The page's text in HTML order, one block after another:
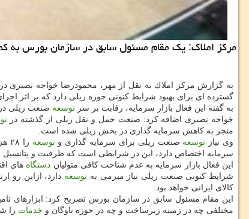
مركز املاك: یك مقام مسئول سابق در سازمان بورس به
به گزارش مركز املاك به نقل از مهر، محمودرضا خواجه نصیری
گسترده ای برای بهبود شرایط كنونی حوزه ریلی دارد كه بر اثر
به گفته این فعال بازار سرمایه، رقابت بر سر توسعه صنعت ریلی
خواجه نصیری اضافه كرد: صنعت حمل و نقل ریلی از گذشته در
منجر به كاهش سرمایه گذاری در بخش ریلی شده است.
وی نیاز توسعه صنعت ریلی برای سرمایه گذاری وتوسعه
سرمایه اختصاص دارد، این در شرایطی است كه ظرفیت و پتانسیل
این فعال بازار سرمایه به عدم شناخت كافی متولیان دستگاه های
شرایط كنونی صنعت ریلی نیاز مبرمی به توسعه دارد، ازاین رو
كالای ایرانی خواهد بود.
این مقام مسئول سابق در سازمان بورس تصریح كرد: ابزارهای
مختلفی چه در زمینه زیرساخت و چه در حوزه ناوگان و خدمات را